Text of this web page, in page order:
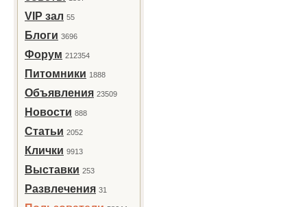
VIP зал 55
Блоги 3696
Форум 212354
Питомники 1888
Объявления 23509
Новости 888
Статьи 2052
Клички 9913
Выставки 253
Развлечения 31